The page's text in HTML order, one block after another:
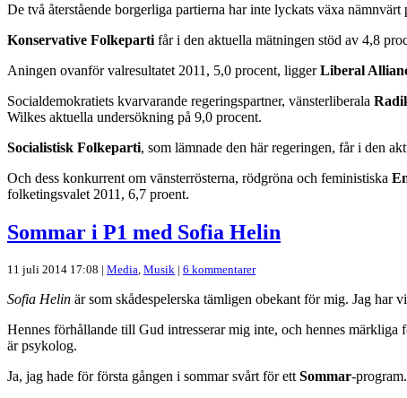
De två återstående borgerliga partierna har inte lyckats växa nämnvärt
Konservative Folkeparti får i den aktuella mätningen stöd av 4,8
Aningen ovanför valresultatet 2011, 5,0 procent, liggerLiberal
Socialdemokratiets kvarvarande regeringspartner, vänsterliberala
Wilkes aktuella undersökning på 9,0 procent.
Socialistisk Folkeparti, som lämnade den här regeringen, får i den
Och dess konkurrent om vänsterrösterna, rödgröna och feministiska
folketingsvalet 2011, 6,7 proent.
Sommar i P1 med Sofia Helin
11 juli 2014 17:08 | Media, Musik | 6 kommentarer
Sofia Helin är som skådespelerska tämligen obekant för mig. Jag har
Hennes förhållande till Gud intresserar mig inte, och hennes
är psykolog.
Ja, jag hade för första gången i sommar svårt för ett Sommar-program.